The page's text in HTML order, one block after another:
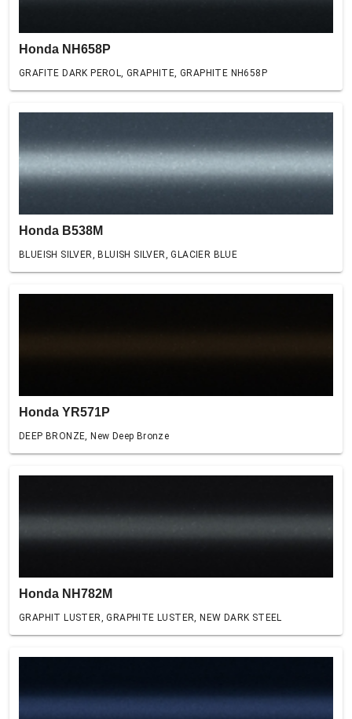
Honda NH658P
GRAFITE DARK PEROL, GRAPHITE, GRAPHITE NH658P
Honda B538M
BLUEISH SILVER, BLUISH SILVER, GLACIER BLUE
Honda YR571P
DEEP BRONZE, New Deep Bronze
Honda NH782M
GRAPHIT LUSTER, GRAPHITE LUSTER, NEW DARK STEEL